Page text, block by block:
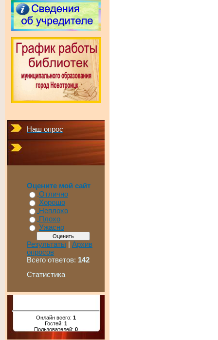
Наш опрос
Оцените мой сайт
Отлично
Хорошо
Неплохо
Плохо
Ужасно
Результаты | Архив
опросов
Всего ответов: 142
Статистика
Онлайн всего: 1
Гостей: 1
Пользователей: 0